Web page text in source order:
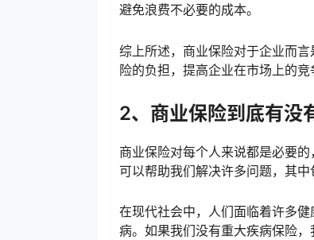
避免浪费不必要的成本。
综上所述，商业保险对于企业而
险的负担，提高企业在市场上的竞
2、商业保险到底有没
商业保险对每个人来说都是必要
可以帮助我们解决许多问题，其中
在现代社会中，人们面临着许多
病。如果我们没有重大疾病保险